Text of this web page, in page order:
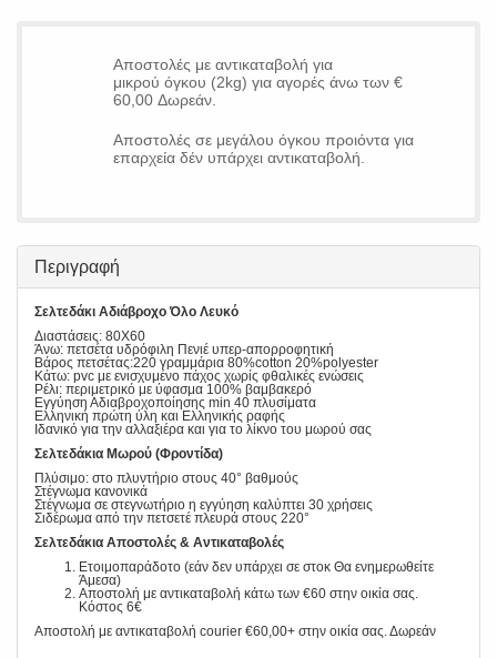
Αποστολές με αντικαταβολή για
μικρού όγκου (2kg) για αγορές άνω των €
60,00 Δωρεάν.
Αποστολές σε μεγάλου όγκου προιόντα για
επαρχεία δέν υπάρχει αντικαταβολή.
Περιγραφή
Σελτεδάκι Αδιάβροχο Όλο Λευκό
Διαστάσεις: 80X60
Άνω: πετσέτα υδρόφιλη Πενιέ υπερ-απορροφητική
Βάρος πετσέτας:220 γραμμάρια 80%cotton 20%polyester
Κάτω: pvc με ενισχυμένο πάχος χωρίς φθαλικές ενώσεις
Ρέλι: περιμετρικό με ύφασμα 100% βαμβακερό
Εγγύηση Αδιαβροχοποίησης min 40 πλυσίματα
Ελληνική πρώτη ύλη και Ελληνικής ραφής
Ιδανικό για την αλλαξιέρα και για το λίκνο του μωρού σας
Σελτεδάκια Μωρού (Φροντίδα)
Πλύσιμο: στο πλυντήριο στους 40° βαθμούς
Στέγνωμα κανονικά
Στέγνωμα σε στεγνωτήριο η εγγύηση καλύπτει 30 χρήσεις
Σιδέρωμα από την πετσετέ πλευρά στους 220°
Σελτεδάκια Αποστολές & Αντικαταβολές
Ετοιμοπαράδοτο (εάν δεν υπάρχει σε στοκ Θα ενημερωθείτε
Άμεσα)
Αποστολή με αντικαταβολή κάτω των €60 στην οικία σας.
Κόστος 6€
Αποστολή με αντικαταβολή courier €60,00+ στην οικία σας. Δωρεάν